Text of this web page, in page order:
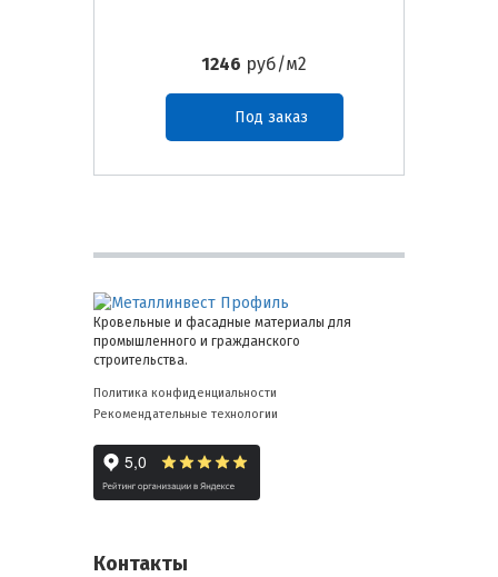
1246 руб/м2
Под заказ
Кровельные и фасадные материалы для
промышленного и гражданского
строительства.
Политика конфиденциальности
Рекомендательные технологии
Контакты